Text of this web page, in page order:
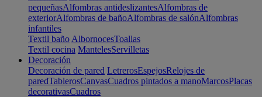
pequeñasAlfombras antideslizantesAlfombras de
exteriorAlfombras de bañoAlfombras de salónAlfombras
infantiles
Textil baño AlbornocesToallas
Textil cocina MantelesServilletas
Decoración
Decoración de pared LetrerosEspejosRelojes de
paredTablerosCanvasCuadros pintados a manoMarcosPlacas
decorativasCuadros